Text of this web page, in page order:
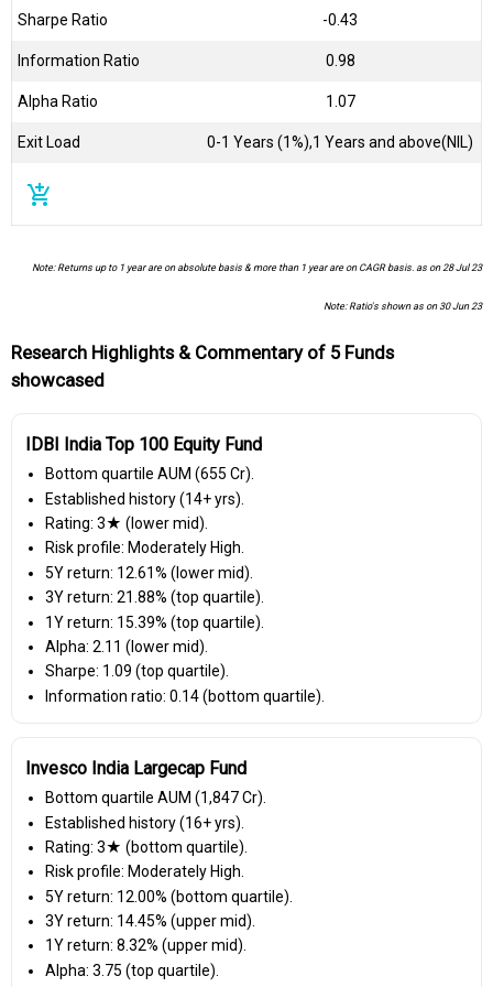
Sharpe Ratio -0.43
Information Ratio 0.98
Alpha Ratio 1.07
Exit Load 0-1 Years (1%),1 Years and above(NIL)
add_shopping_cart
Note: Returns up to 1 year are on absolute basis & more than 1 year are on CAGR basis. as on 28 Jul 23
Note: Ratio's shown as on 30 Jun 23
Research Highlights & Commentary of 5 Funds
showcased
IDBI India Top 100 Equity Fund
Bottom quartile AUM (₹655 Cr).
Established history (14+ yrs).
Rating: 3★ (lower mid).
Risk profile: Moderately High.
5Y return: 12.61% (lower mid).
3Y return: 21.88% (top quartile).
1Y return: 15.39% (top quartile).
Alpha: 2.11 (lower mid).
Sharpe: 1.09 (top quartile).
Information ratio: 0.14 (bottom quartile).
Invesco India Largecap Fund
Bottom quartile AUM (₹1,847 Cr).
Established history (16+ yrs).
Rating: 3★ (bottom quartile).
Risk profile: Moderately High.
5Y return: 12.00% (bottom quartile).
3Y return: 14.45% (upper mid).
1Y return: 8.32% (upper mid).
Alpha: 3.75 (top quartile).